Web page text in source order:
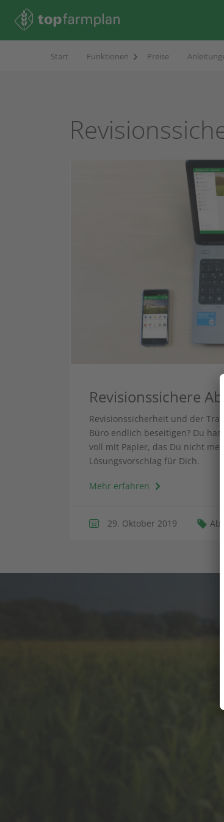
Start Funktionen Preise
Revisionssichere
Revisionssicherheit und der
Büro endlich beseitigen? Du
voll mit Papier, das Du nicht
Lösungsvorschlag für Dich.
Mehr erfahren
29. Oktober 2019